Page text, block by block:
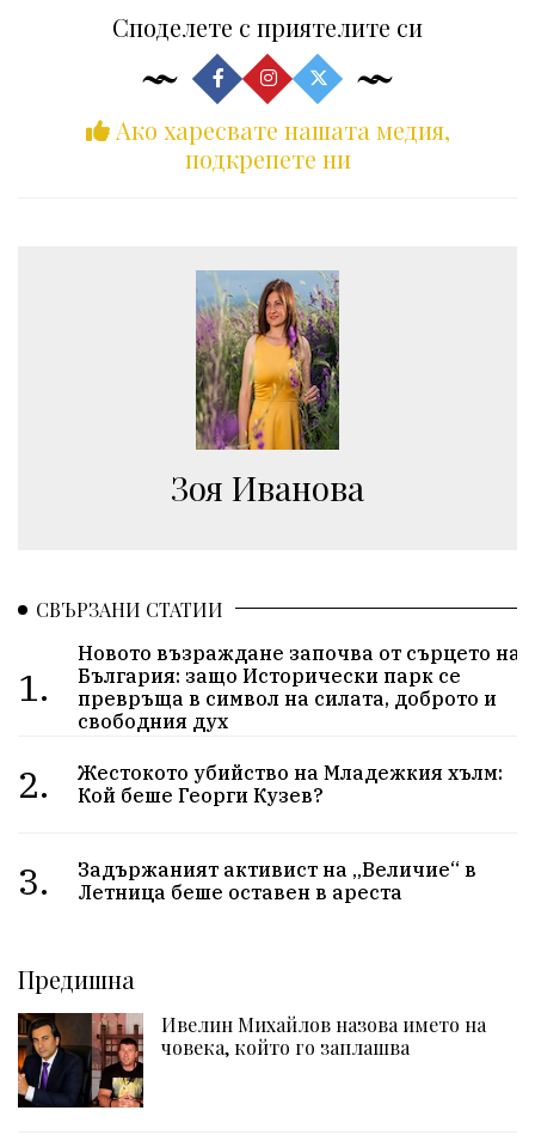
Споделете с приятелите си
Ако харесвате нашата медия,
подкрепете ни
Зоя Иванова
СВЪРЗАНИ СТАТИИ
1.
Новото възраждане започва от сърцето на
България: защо Исторически парк се
превръща в символ на силата, доброто и
свободния дух
2.
Жестокото убийство на Младежкия хълм:
Кой беше Георги Кузев?
3.
Задържаният активист на „Величие“ в
Летница беше оставен в ареста
Предишна
Ивелин Михайлов назова името на
човека, който го заплашва